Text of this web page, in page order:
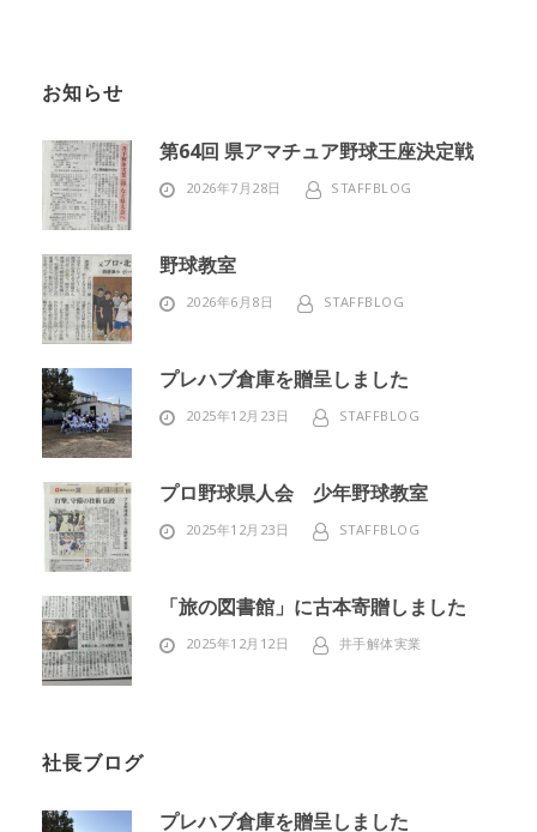
お知らせ
第64回 県アマチュア野球王座決定戦
2026年7月28日 STAFFBLOG
野球教室
2026年6月8日 STAFFBLOG
プレハブ倉庫を贈呈しました
2025年12月23日 STAFFBLOG
プロ野球県人会 少年野球教室
2025年12月23日 STAFFBLOG
「旅の図書館」に古本寄贈しました
2025年12月12日 井手解体実業
社長ブログ
プレハブ倉庫を贈呈しました